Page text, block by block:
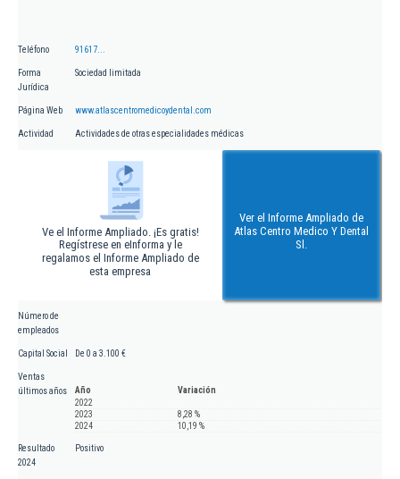
Teléfono 91617...
Forma
Jurídica
Sociedad limitada
Página Web www.atlascentromedicoydental.com
Actividad Actividades de otras especialidades médicas
Ve el Informe Ampliado. ¡Es gratis!
Regístrese en eInforma y le
regalamos el Informe Ampliado de
esta empresa
Ver el Informe Ampliado de
Atlas Centro Medico Y Dental
Sl.
Número de
empleados
Capital Social De 0 a 3.100 €
Ventas
últimos años
Año
Variación
2022
2023
8,28 %
2024
10,19 %
Resultado
2024
Positivo